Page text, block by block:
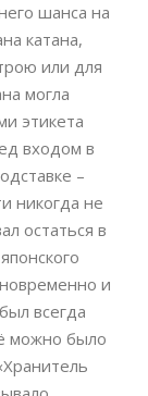
шанса на
катана,
или для
могла
этикета
входом в
–
никогда не
остаться в
и
всегда
можно было